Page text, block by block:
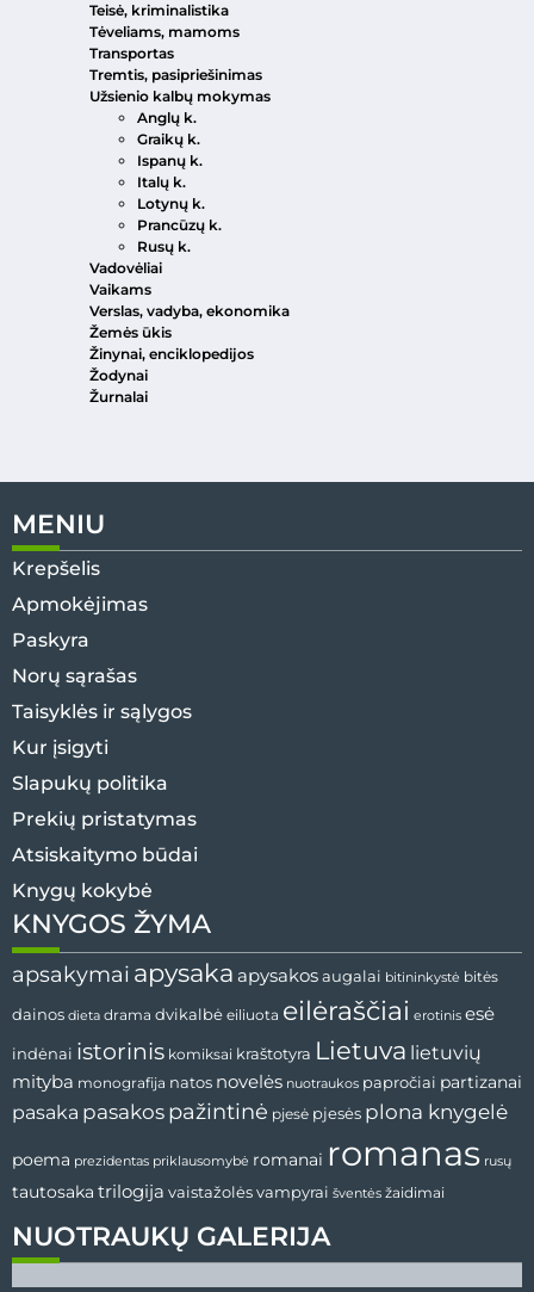
Teisė, kriminalistika
Tėveliams, mamoms
Transportas
Tremtis, pasipriešinimas
Užsienio kalbų mokymas
Anglų k.
Graikų k.
Ispanų k.
Italų k.
Lotynų k.
Prancūzų k.
Rusų k.
Vadovėliai
Vaikams
Verslas, vadyba, ekonomika
Žemės ūkis
Žinynai, enciklopedijos
Žodynai
Žurnalai
MENIU
Krepšelis
Apmokėjimas
Paskyra
Norų sąrašas
Taisyklės ir sąlygos
Kur įsigyti
Slapukų politika
Prekių pristatymas
Atsiskaitymo būdai
Knygų kokybė
NUOTRAUKŲ GALERIJA
KNYGOS ŽYMA
apsakymai apysaka apysakos augalai bitininkystė bitės
dainos dieta drama dvikalbė eiliuota eilėraščiai erotinis esė
indėnai istorinis komiksai kraštotyra Lietuva lietuvių
mityba monografija natos novelės nuotraukos papročiai partizanai
pasaka pasakos pažintinė pjesė pjesės plona knygelė
poema prezidentas priklausomybė romanai romanas rusų
tautosaka trilogija vaistažolėsvampyrai šventės žaidimai